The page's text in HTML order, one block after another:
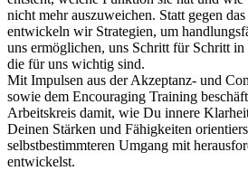
nicht mehr auszuweichen. Statt gegen
entwickeln wir Strategien, um
uns ermöglichen, uns Schritt für Schritt
die für uns wichtig sind.
Mit Impulsen aus der Akzeptanz- und
sowie dem Encouraging Training
Arbeitskreis damit, wie Du innere
Deinen Stärken und Fähigkeiten
selbstbestimmteren Umgang mit
entwickelst.